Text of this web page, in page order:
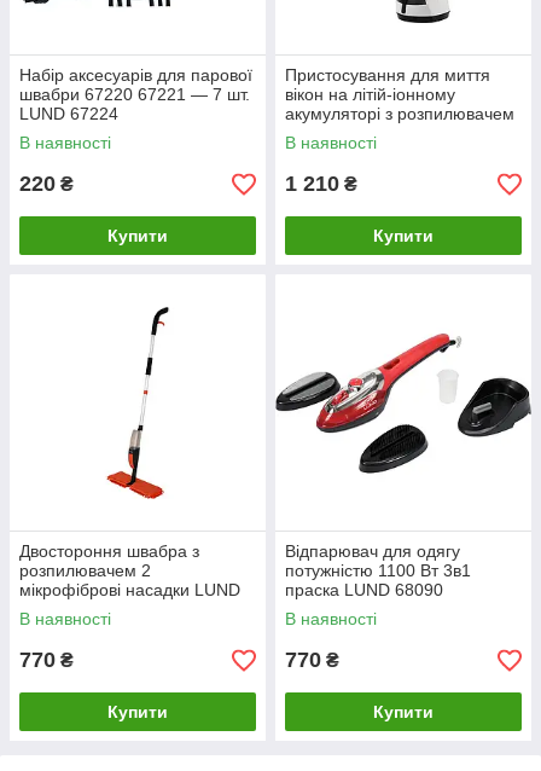
Набір аксесуарів для парової
швабри 67220 67221 — 7 шт.
LUND 67224
В наявності
220 ₴
Купити
Пристосування для миття
вікон на літій-іонному
акумуляторі з розпилювачем
LUND 67172
В наявності
1 210 ₴
Купити
Двостороння швабра з
розпилювачем 2
мікрофіброві насадки LUND
67161
В наявності
770 ₴
Купити
Відпарювач для одягу
потужністю 1100 Вт 3в1
праска LUND 68090
В наявності
770 ₴
Купити